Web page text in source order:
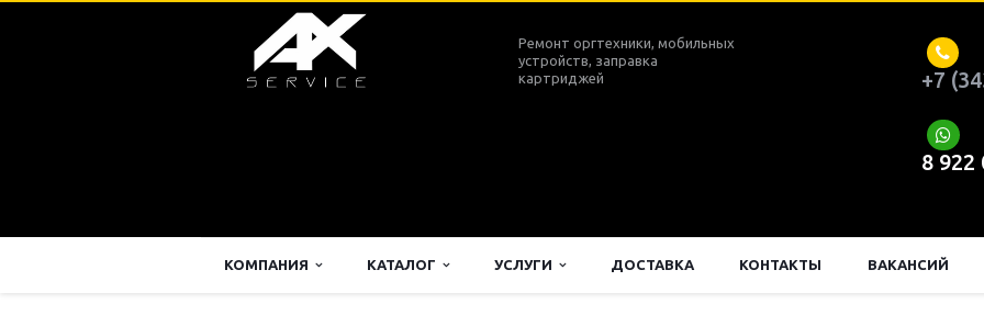
Ремонт оргтехники, мобильных
устройств, заправка
картриджей
+7
8 922
КОМПАНИЯ КАТАЛОГ УСЛУГИ ДОСТАВКА КОНТАКТЫ ВАКАНСИЙ